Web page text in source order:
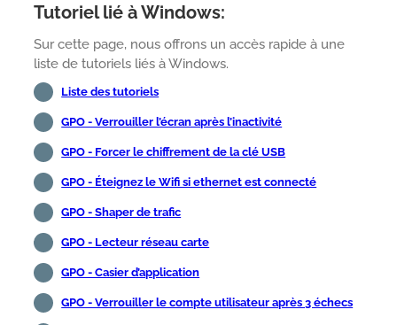
Tutoriel lié à Windows:
Sur cette page, nous offrons un accès rapide à une
liste de tutoriels liés à Windows.
Liste des tutoriels
GPO - Verrouiller l’écran après l’inactivité
GPO - Forcer le chiffrement de la clé USB
GPO - Éteignez le Wifi si ethernet est connecté
GPO - Shaper de trafic
GPO - Lecteur réseau carte
GPO - Casier d’application
GPO - Verrouiller le compte utilisateur après 3 échecs